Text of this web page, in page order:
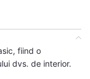
fiind o
dvs. de interior.